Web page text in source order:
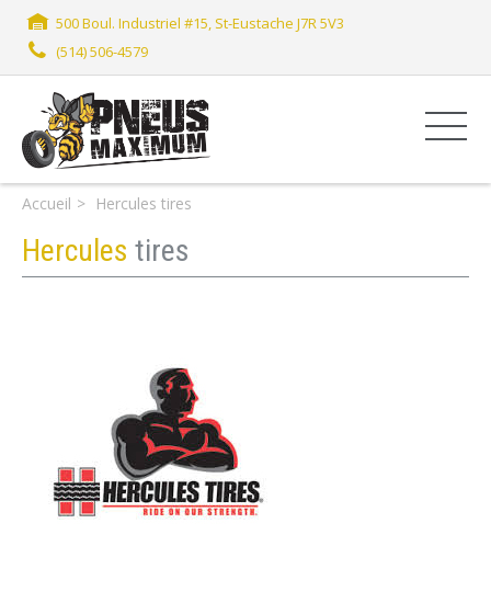
500 Boul. Industriel #15, St-Eustache J7R 5V3
(514) 506-4579
Accueil Hercules tires
Hercules tires